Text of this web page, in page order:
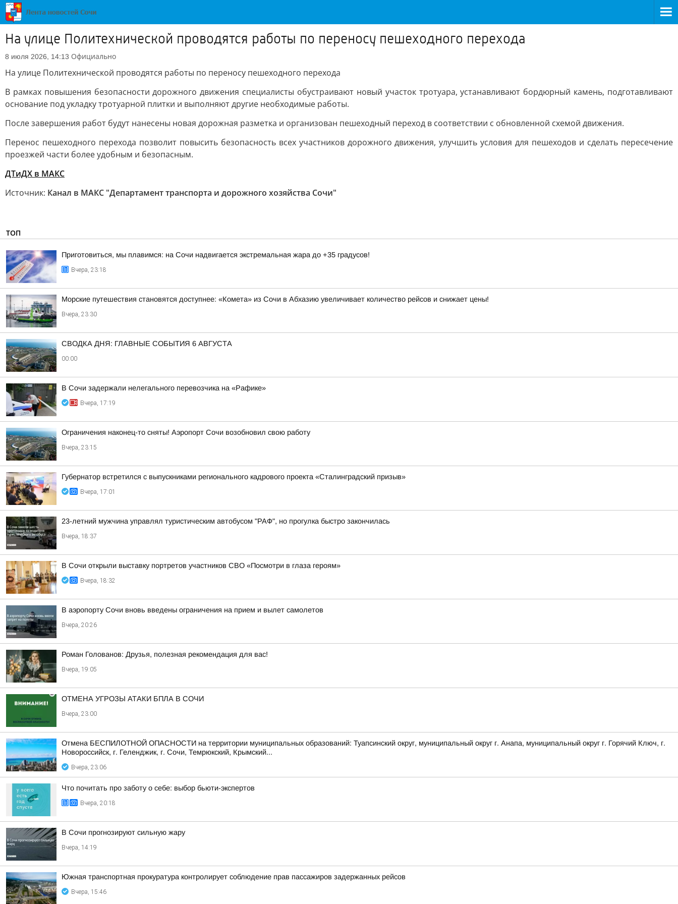
На улице Политехнической проводятся работы по переносу пешеходного перехода
8 июля 2026, 14:13 Официально
На улице Политехнической проводятся работы по переносу пешеходного перехода
В рамках повышения безопасности дорожного движения специалисты обустраивают новый участок тротуара, устанавливают бордюрный камень, подготавливают
основание под укладку тротуарной плитки и выполняют другие необходимые работы.
После завершения работ будут нанесены новая дорожная разметка и организован пешеходный переход в соответствии с обновленной схемой движения.
Перенос пешеходного перехода позволит повысить безопасность всех участников дорожного движения, улучшить условия для пешеходов и сделать пересечение
проезжей части более удобным и безопасным.
ДТиДХ в МАКС
Источник: Канал в МАКС "Департамент транспорта и дорожного хозяйства Сочи"
ТОП
Приготовиться, мы плавимся: на Сочи надвигается экстремальная жара до +35 градусов!
Вчера, 23:18
Морские путешествия становятся доступнее: «Комета» из Сочи в Абхазию увеличивает количество рейсов и снижает цены!
Вчера, 23:30
СВОДКА ДНЯ: ГЛАВНЫЕ СОБЫТИЯ 6 АВГУСТА
00:00
В Сочи задержали нелегального перевозчика на «Рафике»
Вчера, 17:19
Ограничения наконец-то сняты! Аэропорт Сочи возобновил свою работу
Вчера, 23:15
Губернатор встретился с выпускниками регионального кадрового проекта «Сталинградский призыв»
Вчера, 17:01
23-летний мужчина управлял туристическим автобусом "РАФ", но прогулка быстро закончилась
Вчера, 18:37
В Сочи открыли выставку портретов участников СВО «Посмотри в глаза героям»
Вчера, 18:32
В аэропорту Сочи вновь введены ограничения на прием и вылет самолетов
Вчера, 20:26
Роман Голованов: Друзья, полезная рекомендация для вас!
Вчера, 19:05
ОТМЕНА УГРОЗЫ АТАКИ БПЛА В СОЧИ
Вчера, 23:00
Отмена БЕСПИЛОТНОЙ ОПАСНОСТИ на территории муниципальных образований: Туапсинский округ, муниципальный округ г. Анапа, муниципальный округ г. Горячий Ключ, г.
Новороссийск, г. Геленджик, г. Сочи, Темрюкский, Крымский...
Вчера, 23:06
Что почитать про заботу о себе: выбор бьюти-экспертов
Вчера, 20:18
В Сочи прогнозируют сильную жару
Вчера, 14:19
Южная транспортная прокуратура контролирует соблюдение прав пассажиров задержанных рейсов
Вчера, 15:46